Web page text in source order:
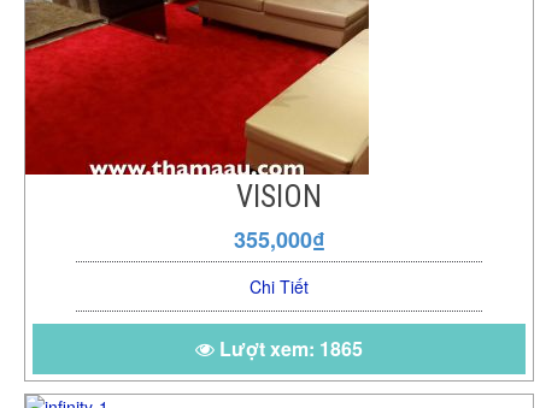
VISION
355,000₫
Chi Tiết
Lượt xem: 1865